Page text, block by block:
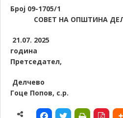
Број 09-1705/1
СОВЕТ НА ОПШТИНА
21.07. 2025
Претседател,
Гоце Попов, с.р.